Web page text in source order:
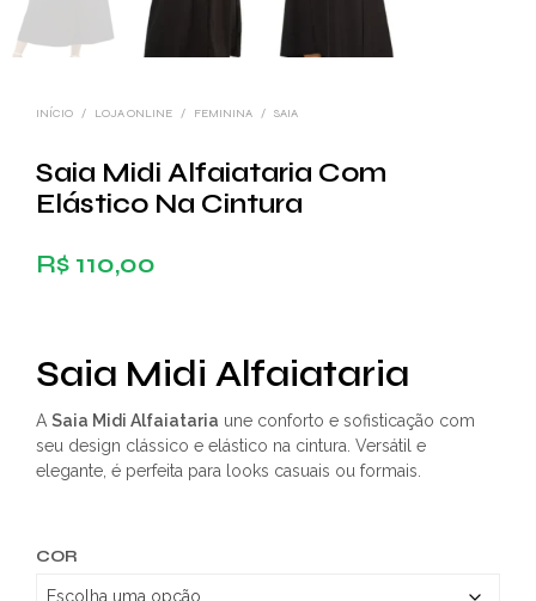
INÍCIO / LOJA ONLINE / FEMININA / SAIA
Saia Midi Alfaiataria Com
Elástico Na Cintura
R$ 110,00
Saia Midi Alfaiataria
A Saia Midi Alfaiataria une conforto e sofisticação com
seu design clássico e elástico na cintura. Versátil e
elegante, é perfeita para looks casuais ou formais.
COR